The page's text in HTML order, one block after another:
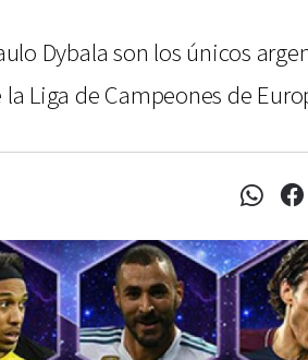
Dybala son los únicos
Liga de Campeones de